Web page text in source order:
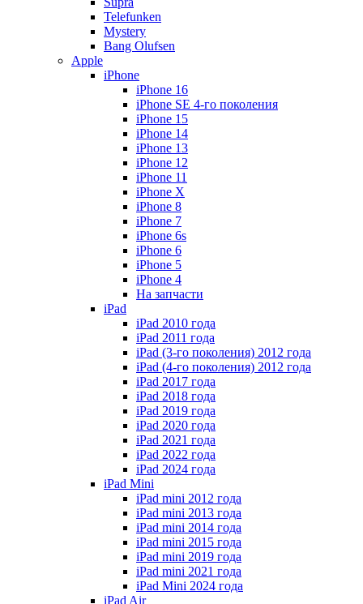
Telefunken
Mystery
Bang Olufsen
Apple
iPhone
iPhone 16
iPhone SE 4-го поколения
iPhone 15
iPhone 14
iPhone 13
iPhone 12
iPhone 11
iPhone X
iPhone 8
iPhone 7
iPhone 6s
iPhone 6
iPhone 5
iPhone 4
На запчасти
iPad
iPad 2010 года
iPad 2011 года
iPad (3-го поколения) 2012 года
iPad (4-го поколения) 2012 года
iPad 2017 года
iPad 2018 года
iPad 2019 года
iPad 2020 года
iPad 2021 года
iPad 2022 года
iPad 2024 года
iPad Mini
iPad mini 2012 года
iPad mini 2013 года
iPad mini 2014 года
iPad mini 2015 года
iPad mini 2019 года
iPad mini 2021 года
iPad Mini 2024 года
iPad Air